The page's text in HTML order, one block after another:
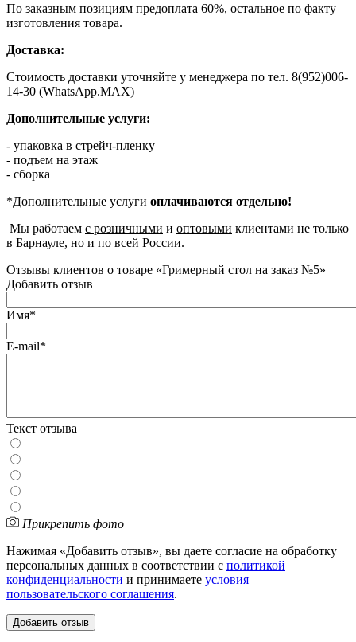
По заказным позициям предоплата 60%, остальное по факту
изготовления товара.
Доставка:
Стоимость доставки уточняйте у менеджера по тел. 8(952)006-
14-30 (WhatsApp.MAX)
Дополнительные услуги:
- упаковка в стрейч-пленку
- подъем на этаж
- сборка
*Дополнительные услуги оплачиваются отдельно!
Мы работаем с розничными и оптовыми клиентами не только
в Барнауле, но и по всей России.
Отзывы клиентов о товаре «Гримерный стол на заказ №5»
Добавить отзыв
Имя*
E-mail*
Текст отзыва
Прикрепить фото
Нажимая «Добавить отзыв», вы даете согласие на обработку
персональных данных в соответствии с политикой
конфиденциальности и принимаете условия
пользовательского соглашения.